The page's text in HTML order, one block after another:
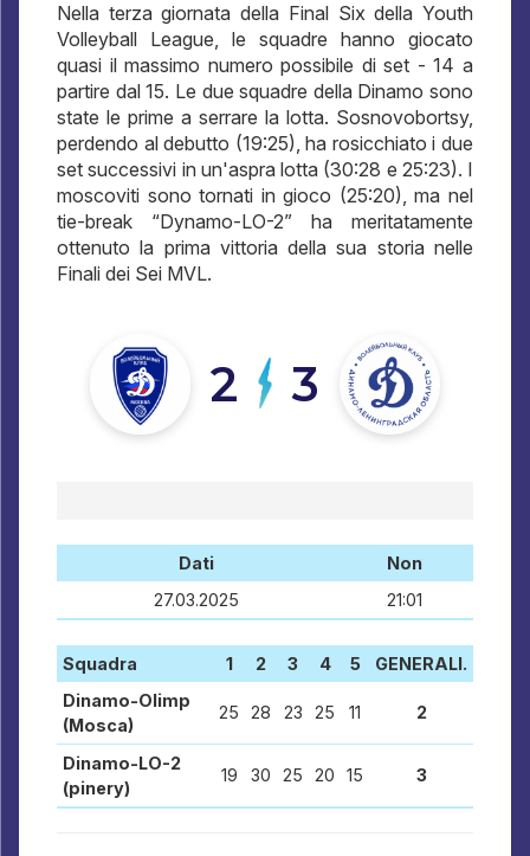
Nella terza giornata della Final Six della Youth
Volleyball League, le squadre hanno giocato
quasi il massimo numero possibile di set - 14 a
partire dal 15. Le due squadre della Dinamo sono
state le prime a serrare la lotta. Sosnovobortsy,
perdendo al debutto (19:25), ha rosicchiato i due
set successivi in ​​un'aspra lotta (30:28 e 25:23). I
moscoviti sono tornati in gioco (25:20), ma nel
tie-break “Dynamo-LO-2” ha meritatamente
ottenuto la prima vittoria della sua storia nelle
Finali dei Sei MVL.
2 3
Dati
Non
27.03.2025
21:01
Squadra 1 2 3 4 5
GENERALI.
Dinamo-Olimp
(Mosca)
25 28 23 25 11 2
Dinamo-LO-2
(pinery)
19 30 25 20 15 3